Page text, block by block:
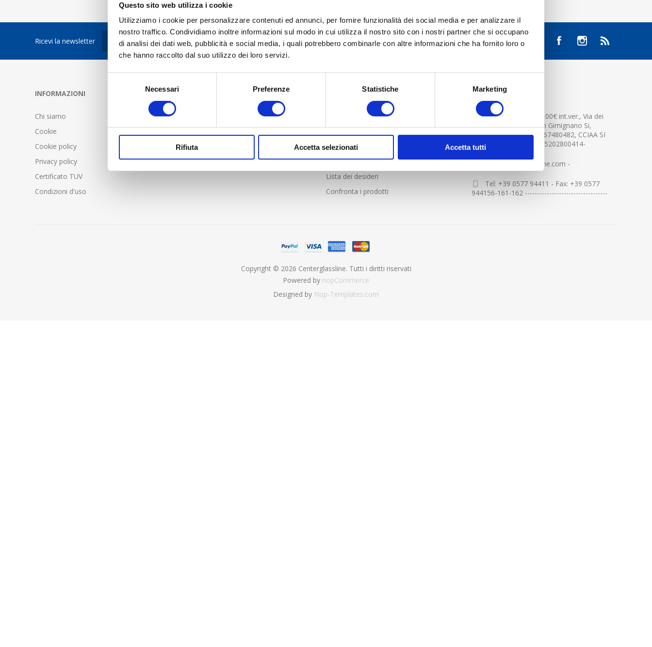
Questo sito web utilizza i cookie
Utilizziamo i cookie per personalizzare contenuti ed annunci, per fornire funzionalità dei social media e per analizzare il
nostro traffico. Condividiamo inoltre informazioni sul modo in cui utilizza il nostro sito con i nostri partner che si occupano
di analisi dei dati web, pubblicità e social media, i quali potrebbero combinarle con altre informazioni che ha fornito loro o
che hanno raccolto dal suo utilizzo dei loro servizi.
Necessari Preferenze Statistiche Marketing
Rifiuta Accetta selezionati Accetta tutti
Ricevi la newsletter
INFORMAZIONI
Chi siamo
Cookie
Cookie policy
Privacy policy
Certificato TUV
Condizioni d'uso
FAQ - Domande frequenti
Spedizione e resi
Ordini
Carrello
Lista dei desideri
Confronta i prodotti
CONTATTACI
Cap.soc. 2.500.000,00€ int.ver., Via dei
platani n. 15, 53037 San Gimignano Si,
Part.IVA e Cod.Fisc.04367480482, CCIAA SI
n.94391 , MOCA=IT0905202800414-
info@centerglassline.com -
Tel: +39 0577 94411 - Fax: +39 0577
944156-161-162 ----------------------------------
Copyright © 2026 Centerglassline. Tutti i diritti riservati
Powered by nopCommerce
Designed by Nop-Templates.com